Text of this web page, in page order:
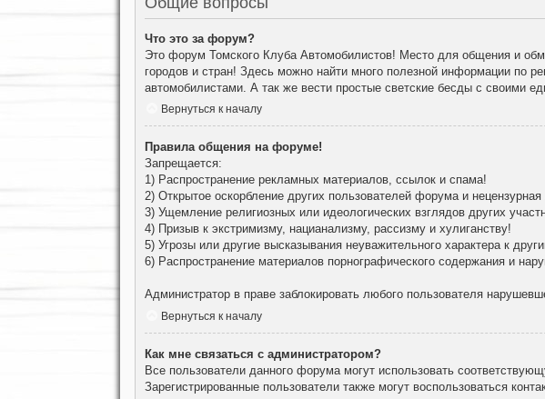
Что это за форум?
Это форум Томского Клуба Автомобилистов! Место для общения и
городов и стран! Здесь можно найти много полезной информации по
автомобилистами. А так же вести простые светские бесды с своими
Вернуться к началу
Правила общения на форуме!
Запрещается:
1) Распространение рекламных материалов, ссылок и спама!
2) Открытое оскорбление других пользователей форума и нецензурная
3) Ущемление религиозных или идеологических взглядов других
4) Призыв к экстримизму, нацианализму, рассизму и хулиганству!
5) Угрозы или другие высказывания неуважительного характера к
6) Распространение материалов порнографического содержания и
Администратор в праве заблокировать любого пользователя
Вернуться к началу
Как мне связаться с администратором?
Все пользователи данного форума могут использовать
Зарегистрированные пользователи также могут воспользоваться